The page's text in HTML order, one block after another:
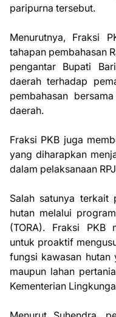
paripurna tersebut.
Menurutnya, Fraksi
tahapan pembahasan
pengantar Bupati
daerah terhadap
pembahasan
daerah.
Fraksi PKB juga
yang diharapkan
dalam pelaksanaan
Salah satunya terkait
hutan melalui
(TORA). Fraksi PKB
untuk proaktif
fungsi kawasan hutan
maupun lahan
Kementerian